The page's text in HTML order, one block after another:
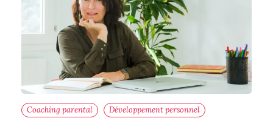
Coaching parental Développement personnel